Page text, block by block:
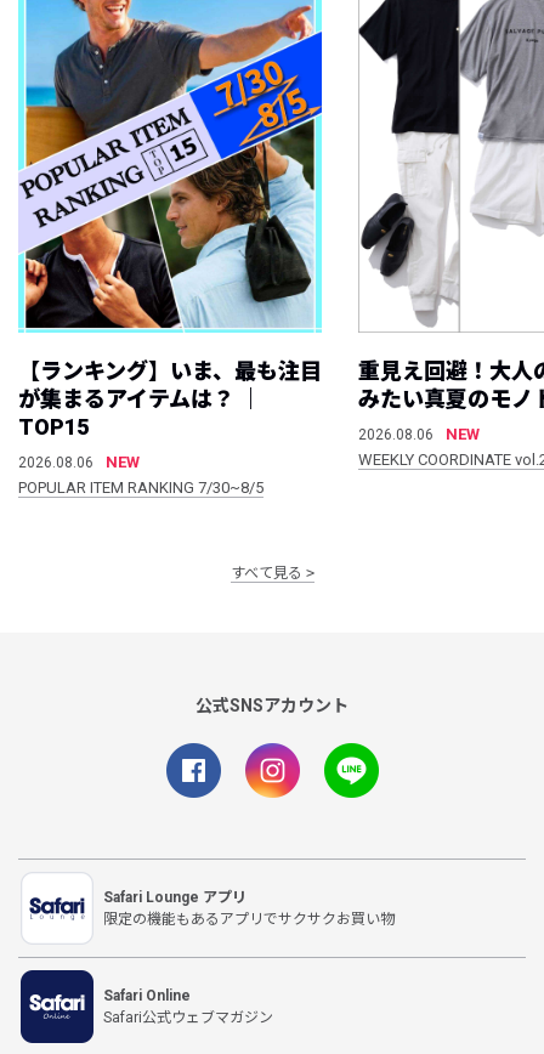
【ランキング】いま、最も注目
が集まるアイテムは？ ｜
TOP15
2026.08.06
NEW
POPULAR ITEM RANKING 7/30~8/5
重見え回避！大人
みたい真夏のモノ
2026.08.06
NEW
WEEKLY COORDINATE
すべて見る
公式SNSアカウント
Safari Lounge アプリ
限定の機能もあるアプリでサクサクお買い物
Safari Online
Safari公式ウェブマガジン